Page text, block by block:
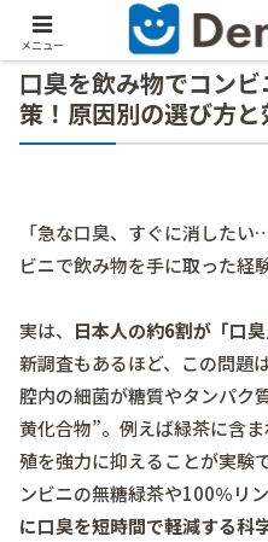
口臭を飲み物でコン
策！原因別の選び方
「急な口臭、すぐに消した
ビニで飲み物を手に取った経
実は、 日本人の約6割が「口
新調査もあるほど、この問題
腔内の細菌が糖質やタンパク
黄化合物”。例えば緑茶に含
殖を強力に抑えることが実験
ンビニの無糖緑茶や100％リ
に口臭を短時間で軽減する科
メニュー